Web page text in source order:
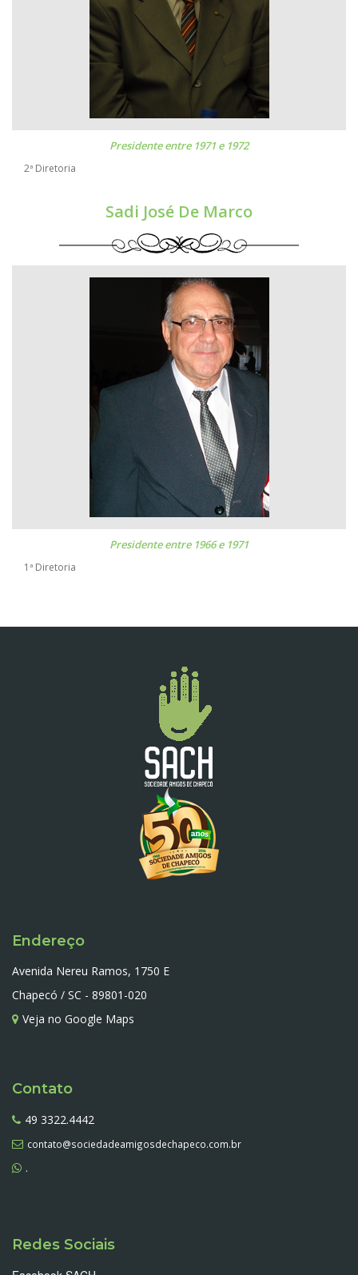
Presidente entre 1971 e 1972
2ª Diretoria
Sadi José De Marco
Presidente entre 1966 e 1971
1ª Diretoria
Endereço
Avenida Nereu Ramos, 1750 E
Chapecó / SC - 89801-020
Veja no Google Maps
Contato
49 3322.4442
contato@sociedadeamigosdechapeco.com.br
.
Redes Sociais